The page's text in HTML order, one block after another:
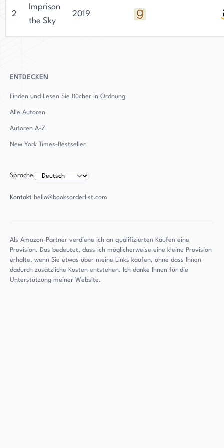
2
Imprison
the Sky
2019
ENTDECKEN
Finden und Lesen Sie Bücher in Ordnung
Alle Autoren
Autoren A-Z
New York Times-Bestseller
Sprache
Kontakt hello@booksorderlist.com
Als Amazon-Partner verdiene ich an qualifizierten Käufen eine
Provision. Das bedeutet, dass ich möglicherweise eine kleine Provision
erhalte, wenn Sie etwas über meine Links kaufen, ohne dass Ihnen
dadurch zusätzliche Kosten entstehen. Ich danke Ihnen für die
Unterstützung meiner Website.